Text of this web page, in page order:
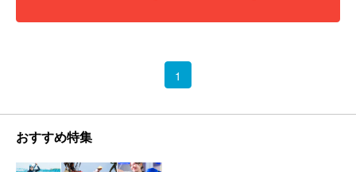
1
おすすめ特集